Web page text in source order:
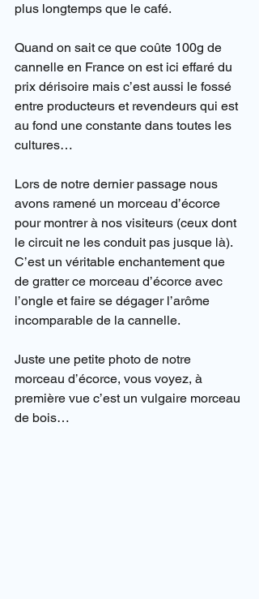
plus longtemps que le café.
Quand on sait ce que coûte 100g de
cannelle en France on est ici effaré du
prix dérisoire mais c’est aussi le fossé
entre producteurs et revendeurs qui est
au fond une constante dans toutes les
cultures…
Lors de notre dernier passage nous
avons ramené un morceau d’écorce
pour montrer à nos visiteurs (ceux dont
le circuit ne les conduit pas jusque là).
C’est un véritable enchantement que
de gratter ce morceau d’écorce avec
l’ongle et faire se dégager l’arôme
incomparable de la cannelle.
Juste une petite photo de notre
morceau d’écorce, vous voyez, à
première vue c’est un vulgaire morceau
de bois…